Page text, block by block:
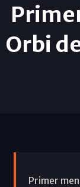
Orbi
Primer